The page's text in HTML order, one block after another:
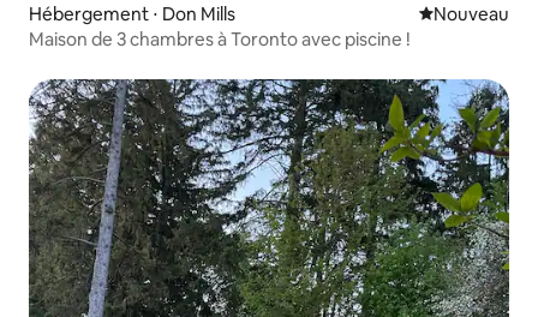
Hébergement ⋅ Don Mills Nouvel
Nouveau
Maison de 3 chambres à Toronto avec piscine !